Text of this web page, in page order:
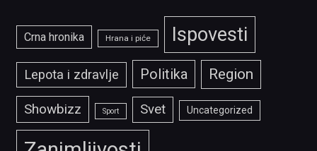
Crna hronika Hrana i piće Ispovesti
Lepota i zdravlje Politika Region
Showbizz Sport Svet Uncategorized